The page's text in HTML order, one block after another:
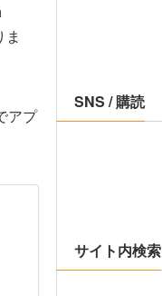
アプ
SNS / 購読
サイト内検索